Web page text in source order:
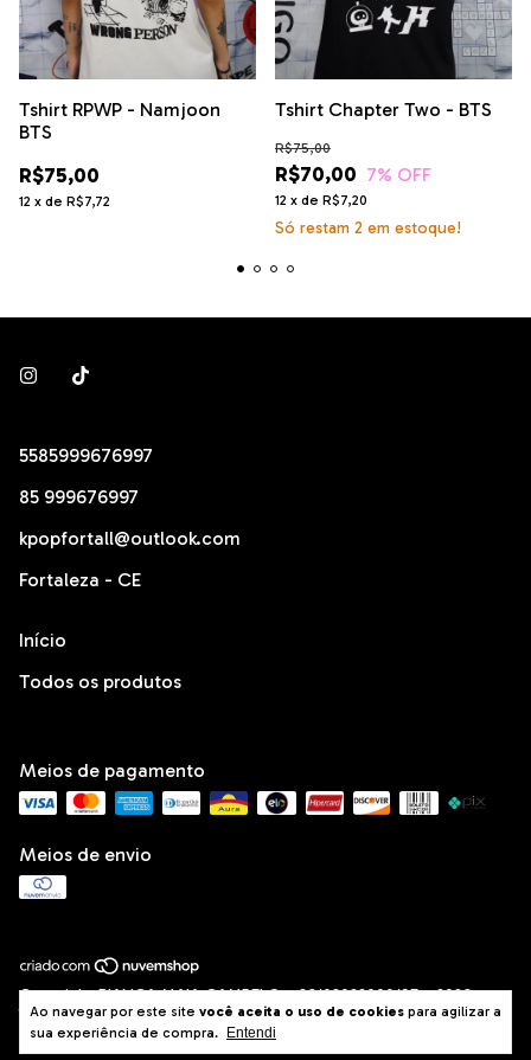
Ao navegar por este site você aceita o uso de cookies para agilizar a
sua experiência de compra.
Entendi
Tshirt RPWP - Namjoon
BTS
R$75,00
12 x de R$7,72
Tshirt Chapter Two - BTS
R$70,00
R$75,00
7% OFF
12 x de R$7,20
Só restam 2 em estoque!
5585999676997
85 999676997
kpopfortall@outlook.com
Fortaleza - CE
Início
Todos os produtos
Meios de pagamento
Meios de envio
Copyright BIANCA MAIA CAMPELO - 66103022000195 - 2026.
Todos os direitos reservados.